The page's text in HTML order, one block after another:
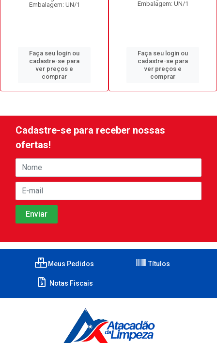
Embalagem: UN/1
Faça seu login ou
cadastre-se para
ver preços e
comprar
Embalagem: UN/1
Faça seu login ou
cadastre-se para
ver preços e
comprar
Cadastre-se para receber nossas
ofertas!
Meus Pedidos Títulos
Notas Fiscais